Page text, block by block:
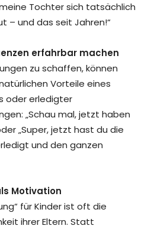
Tochter sich tatsächlich
– und das seit Jahren!“
erfahrbar machen
zu schaffen, können
Vorteile eines
oder erledigter
„Schau mal, jetzt haben
„Super, jetzt hast du die
und den ganzen
Motivation
für Kinder ist oft die
ihrer Eltern. Statt